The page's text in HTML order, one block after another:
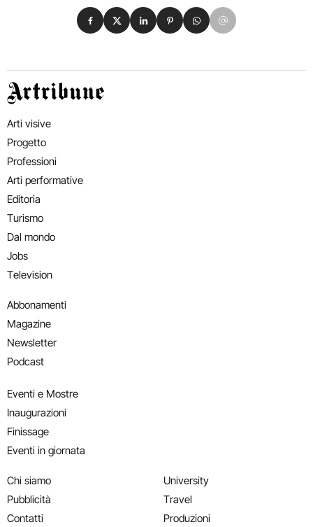
Condividi su Facebook
Condividi su X
Condividi su LinkedIn
Condividi su Pinterest
Condividi su WhatsApp
Condividi su Email
Artribune
Arti visive
Progetto
Professioni
Arti performative
Editoria
Turismo
Dal mondo
Jobs
Television
Abbonamenti
Magazine
Newsletter
Podcast
Eventi e Mostre
Inaugurazioni
Finissage
Eventi in giornata
Chi siamo
Pubblicità
Contatti
University
Travel
Produzioni